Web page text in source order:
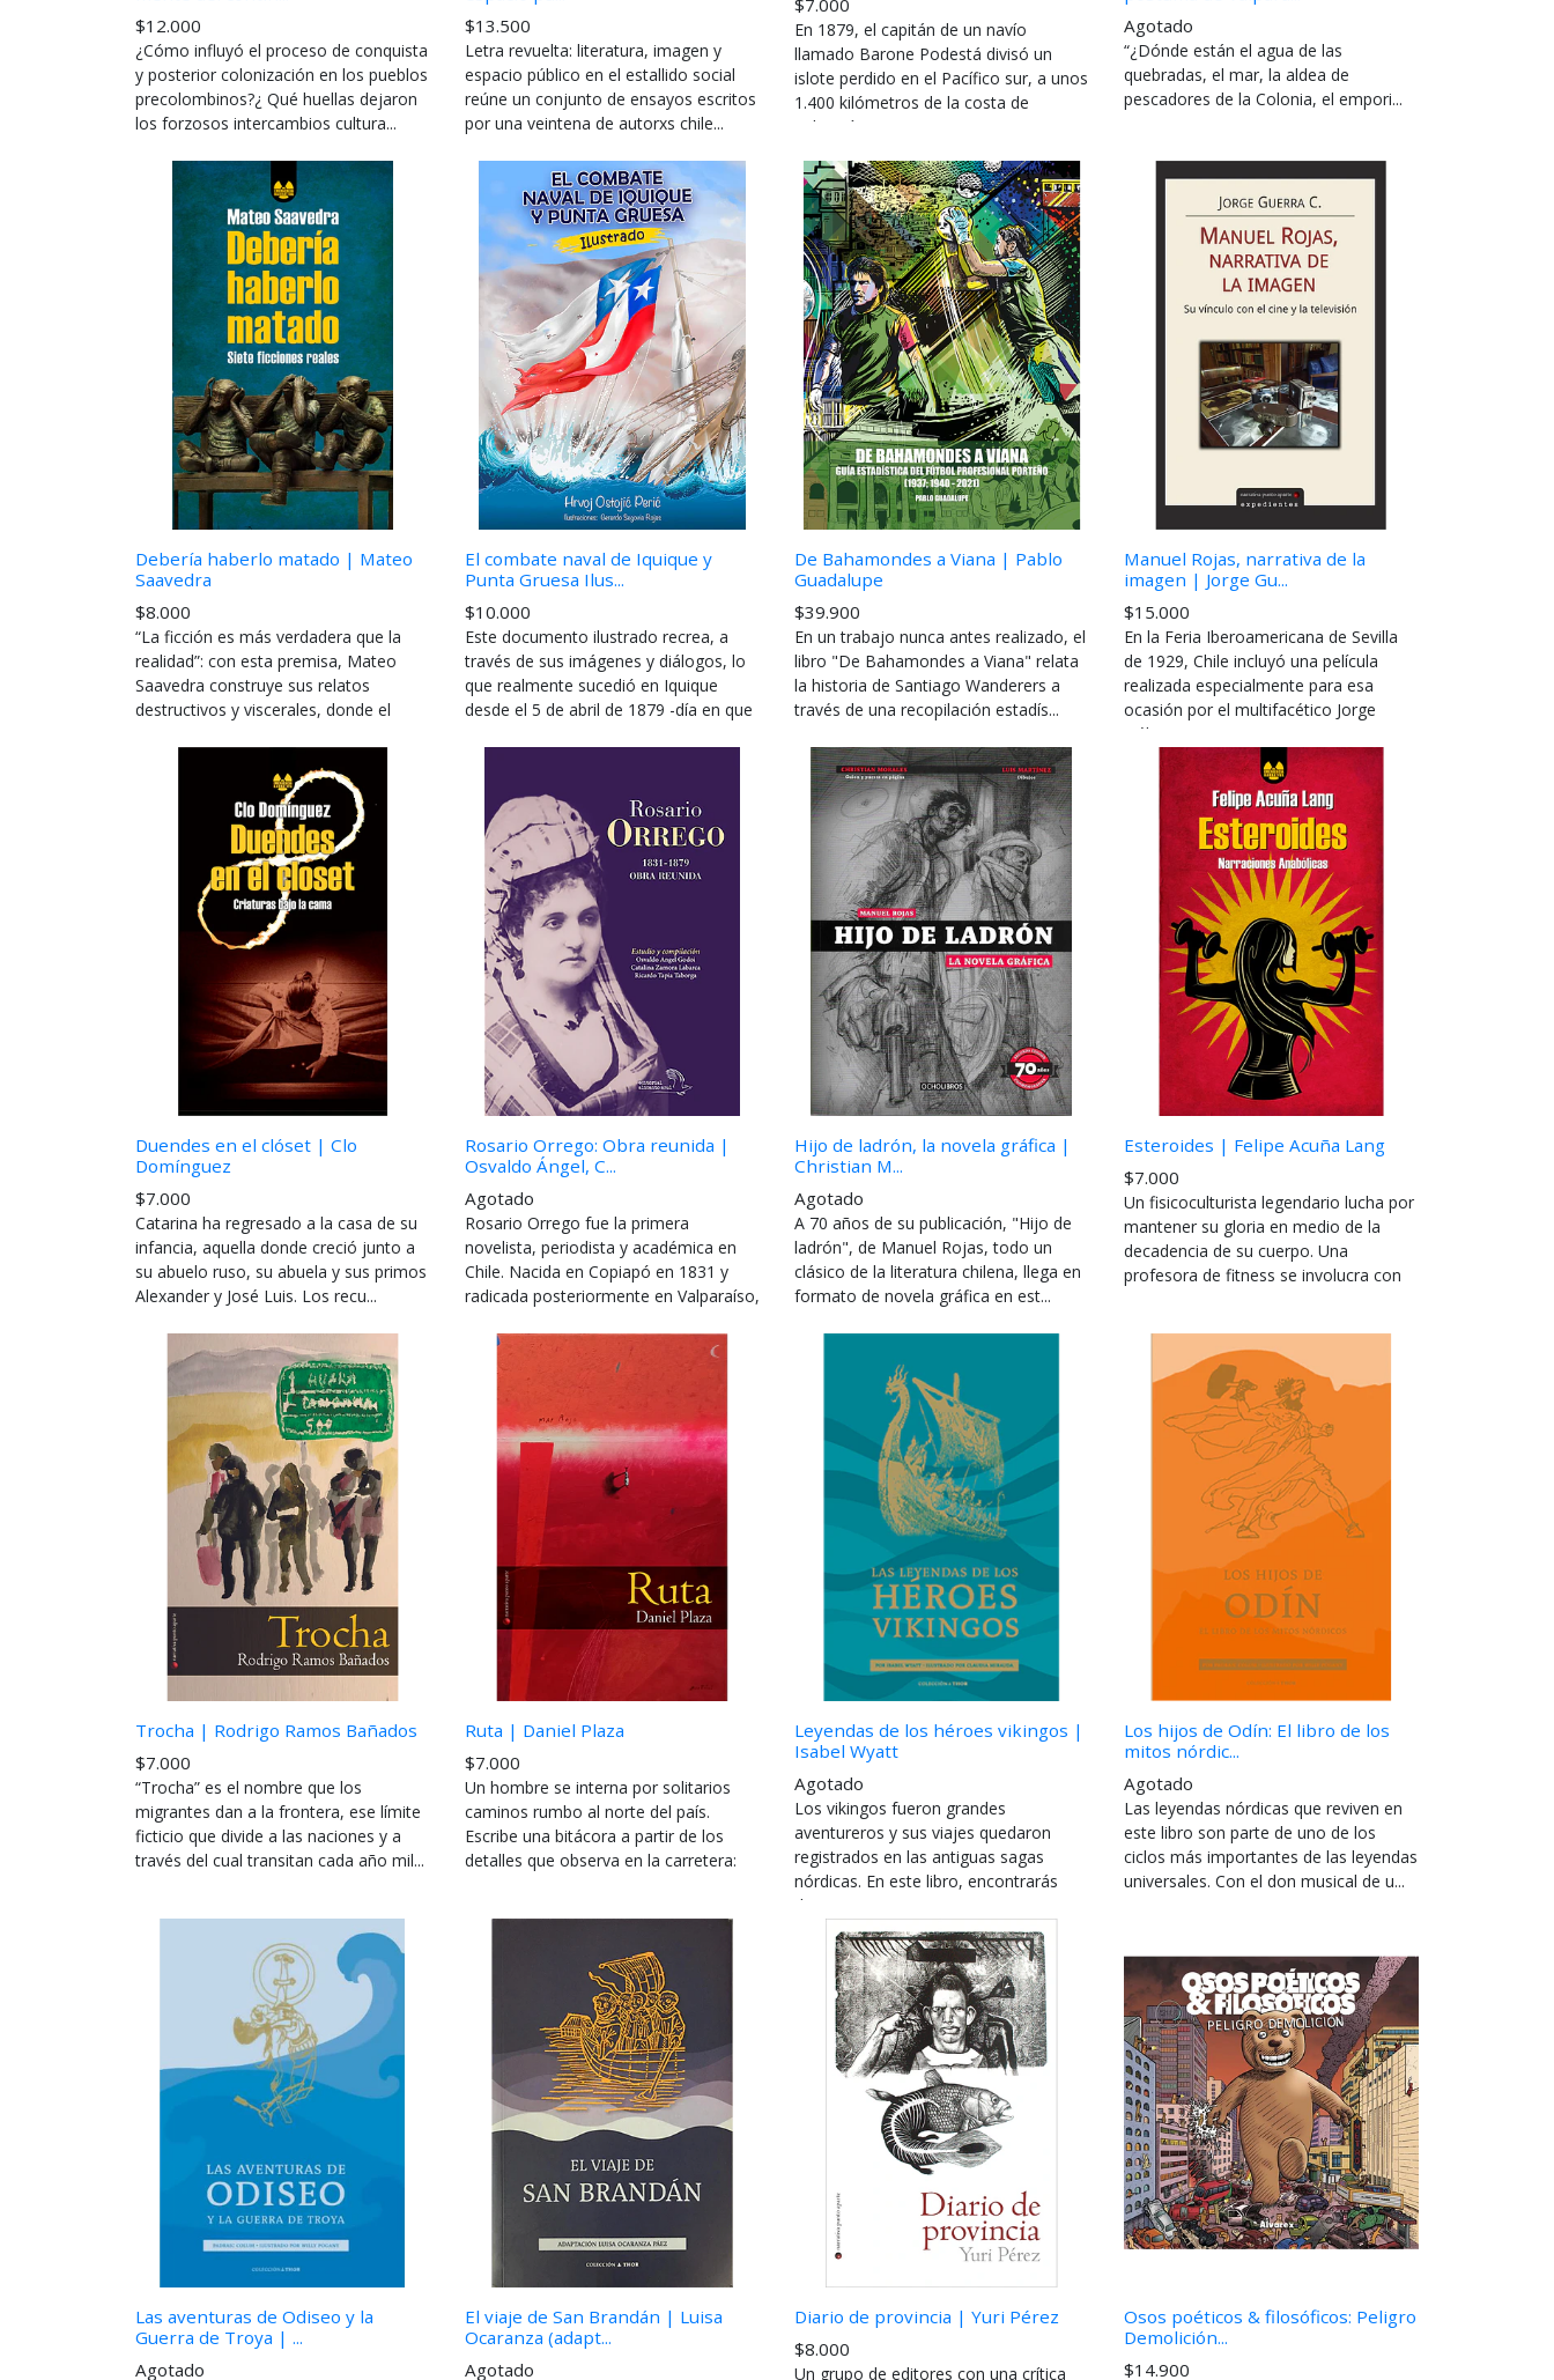
$12.000
¿Cómo influyó el proceso de conquista
y posterior colonización en los pueblos
precolombinos?¿ Qué huellas dejaron
los forzosos intercambios cultura...
$13.500
Letra revuelta: literatura, imagen y
espacio público en el estallido social
reúne un conjunto de ensayos escritos
por una veintena de autorxs chile...
$7.000
En 1879, el capitán de un navío
llamado Barone Podestá divisó un
islote perdido en el Pacífico sur, a unos
1.400 kilómetros de la costa de
Valparaí...
Agotado
“¿Dónde están el agua de las
quebradas, el mar, la aldea de
pescadores de la Colonia, el empori...
Debería haberlo matado | Mateo
Saavedra
$8.000
“La ficción es más verdadera que la
realidad”: con esta premisa, Mateo
Saavedra construye sus relatos
destructivos y viscerales, donde el
El combate naval de Iquique y
Punta Gruesa Ilus...
$10.000
Este documento ilustrado recrea, a
través de sus imágenes y diálogos, lo
que realmente sucedió en Iquique
desde el 5 de abril de 1879 -día en que
De Bahamondes a Viana | Pablo
Guadalupe
$39.900
En un trabajo nunca antes realizado, el
libro "De Bahamondes a Viana" relata
la historia de Santiago Wanderers a
través de una recopilación estadís...
Manuel Rojas, narrativa de la
imagen | Jorge Gu...
$15.000
En la Feria Iberoamericana de Sevilla
de 1929, Chile incluyó una película
realizada especialmente para esa
ocasión por el multifacético Jorge
Délan...
Duendes en el clóset | Clo
Domínguez
$7.000
Catarina ha regresado a la casa de su
infancia, aquella donde creció junto a
su abuelo ruso, su abuela y sus primos
Alexander y José Luis. Los recu...
Rosario Orrego: Obra reunida |
Osvaldo Ángel, C...
Agotado
Rosario Orrego fue la primera
novelista, periodista y académica en
Chile. Nacida en Copiapó en 1831 y
radicada posteriormente en Valparaíso,
Hijo de ladrón, la novela gráfica |
Christian M...
Agotado
A 70 años de su publicación, "Hijo de
ladrón", de Manuel Rojas, todo un
clásico de la literatura chilena, llega en
formato de novela gráfica en est...
Esteroides | Felipe Acuña Lang
$7.000
Un fisicoculturista legendario lucha por
mantener su gloria en medio de la
decadencia de su cuerpo. Una
profesora de fitness se involucra con
Trocha | Rodrigo Ramos Bañados
$7.000
“Trocha” es el nombre que los
migrantes dan a la frontera, ese límite
ficticio que divide a las naciones y a
través del cual transitan cada año mil...
Ruta | Daniel Plaza
$7.000
Un hombre se interna por solitarios
caminos rumbo al norte del país.
Escribe una bitácora a partir de los
detalles que observa en la carretera:
Leyendas de los héroes vikingos |
Isabel Wyatt
Agotado
Los vikingos fueron grandes
aventureros y sus viajes quedaron
registrados en las antiguas sagas
nórdicas. En este libro, encontrarás
dos cuentos: "...
Los hijos de Odín: El libro de los
mitos nórdic...
Agotado
Las leyendas nórdicas que reviven en
este libro son parte de uno de los
ciclos más importantes de las leyendas
universales. Con el don musical de u...
Las aventuras de Odiseo y la
Guerra de Troya | ...
Agotado
El viaje de San Brandán | Luisa
Ocaranza (adapt...
Agotado
Diario de provincia | Yuri Pérez
$8.000
Un grupo de editores con una crítica
Osos poéticos & filosóficos: Peligro
Demolición...
$14.900